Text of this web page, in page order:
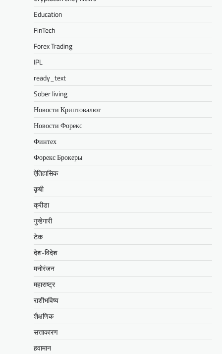
Education
FinTech
Forex Trading
IPL
ready_text
Sober living
Новости Криптовалют
Новости Форекс
Финтех
Форекс Брокеры
ऐतिहासिक
कृषी
क्रीडा
गुन्हेगारी
टेक
देश-विदेश
मनोरंजन
महाराष्ट्र
राशीभविष्य
शैक्षणिक
सत्ताकारण
हवामान